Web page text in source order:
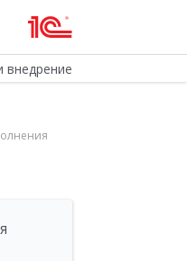
внедрение